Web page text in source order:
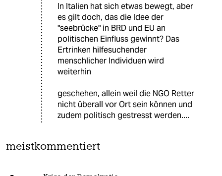
In Italien hat sich etwas bewegt, aber
es gilt doch, das die Idee der
"seebrücke" in BRD und EU an
politischen Einfluss gewinnt? Das
Ertrinken hilfesuchender
menschlicher Individuen wird
weiterhin
geschehen, allein weil die NGO Retter
nicht überall vor Ort sein können und
zudem politisch gestresst werden....
meistkommentiert